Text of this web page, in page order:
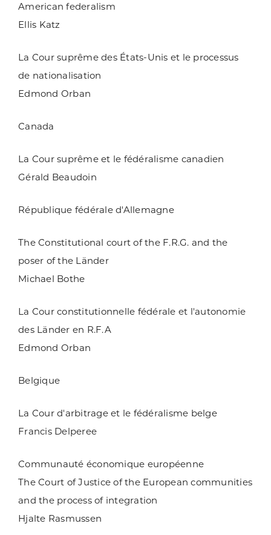
American federalism
Ellis Katz
La Cour suprême des États-Unis et le processus
de nationalisation
Edmond Orban
Canada
La Cour suprême et le fédéralisme canadien
Gérald Beaudoin
République fédérale d'Allemagne
The Constitutional court of the F.R.G. and the
poser of the Länder
Michael Bothe
La Cour constitutionnelle fédérale et l'autonomie
des Länder en R.F.A
Edmond Orban
Belgique
La Cour d'arbitrage et le fédéralisme belge
Francis Delperee
Communauté économique européenne
The Court of Justice of the European communities
and the process of integration
Hjalte Rasmussen